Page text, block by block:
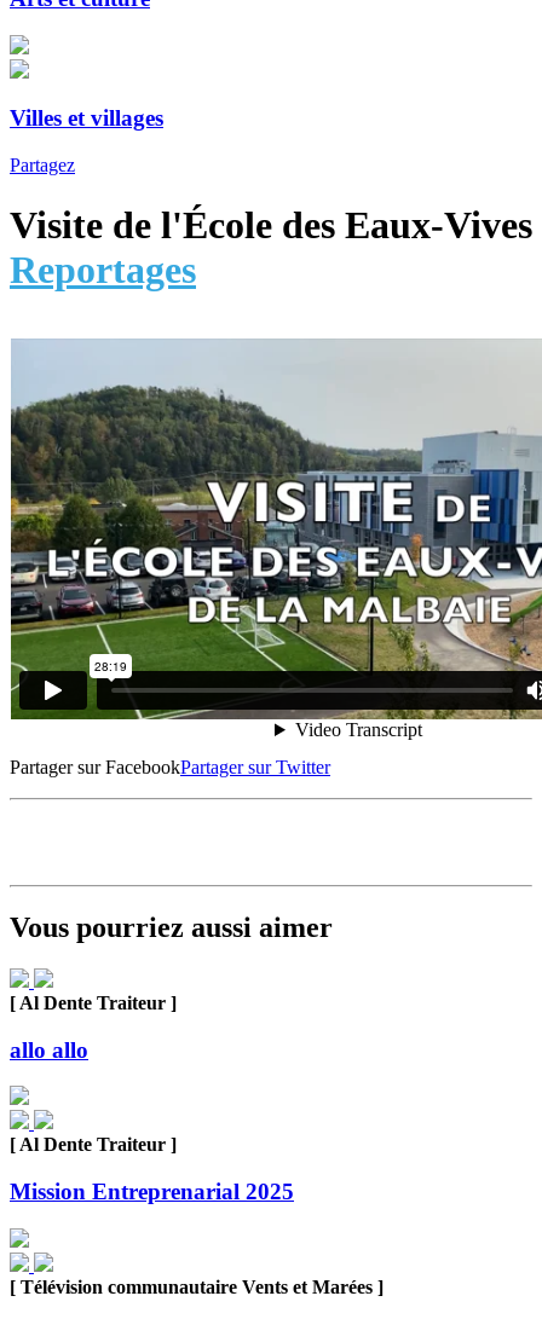
Villes et villages
Partagez
Visite de l'École des Eaux-Vives
Reportages
Partager sur FacebookPartager sur Twitter
Vous pourriez aussi aimer
[ Al Dente Traiteur ]
allo allo
[ Al Dente Traiteur ]
Mission Entreprenarial 2025
[ Télévision communautaire Vents et Marées ]